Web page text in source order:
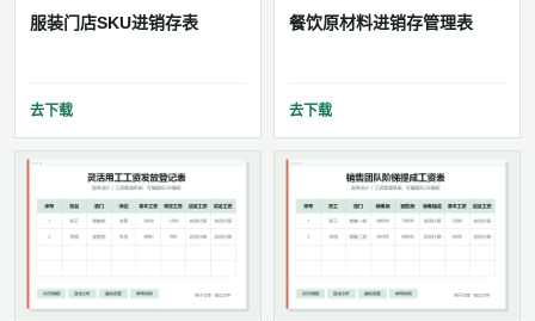
服装门店SKU进销存表
去下载
餐饮原材料进销存管理表
去下载